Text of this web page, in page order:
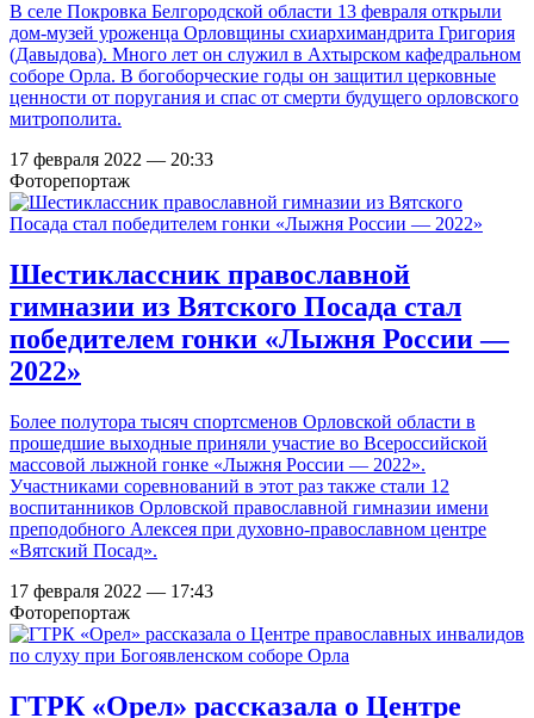
В селе Покровка Белгородской области 13 февраля открыли
дом-музей уроженца Орловщины схиархимандрита Григория
(Давыдова). Много лет он служил в Ахтырском кафедральном
соборе Орла. В богоборческие годы он защитил церковные
ценности от поругания и спас от смерти будущего орловского
митрополита.
17 февраля 2022 — 20:33
Фоторепортаж
Шестиклассник православной
гимназии из Вятского Посада стал
победителем гонки «Лыжня России —
2022»
Более полутора тысяч спортсменов Орловской области в
прошедшие выходные приняли участие во Всероссийской
массовой лыжной гонке «Лыжня России — 2022».
Участниками соревнований в этот раз также стали 12
воспитанников Орловской православной гимназии имени
преподобного Алексея при духовно-православном центре
«Вятский Посад».
17 февраля 2022 — 17:43
Фоторепортаж
ГТРК «Орел» рассказала о Центре